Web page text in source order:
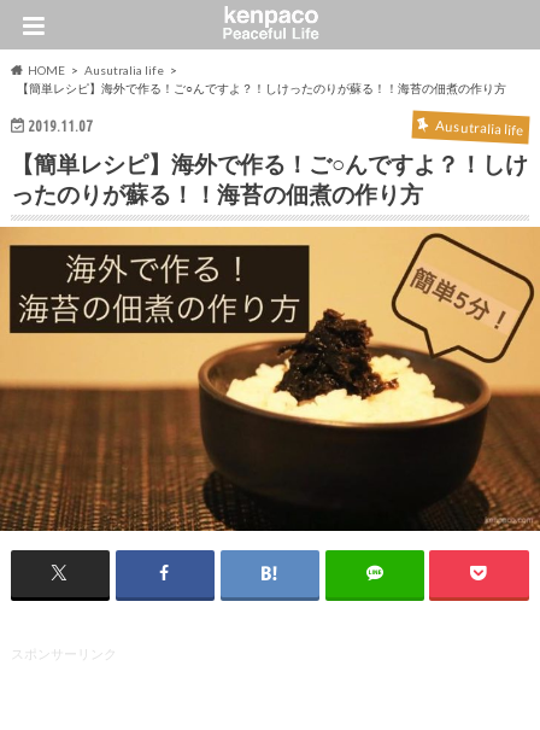
HOME
Ausutralia life
【簡単レシピ】海外で作る！ご○んですよ？！しけったのりが蘇る！！海苔の佃煮の作り方
2019.11.07 Ausutralia life
【簡単レシピ】海外で作る！ご○んですよ？！しけ
ったのりが蘇る！！海苔の佃煮の作り方
スポンサーリンク